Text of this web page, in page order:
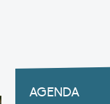
AGENDA